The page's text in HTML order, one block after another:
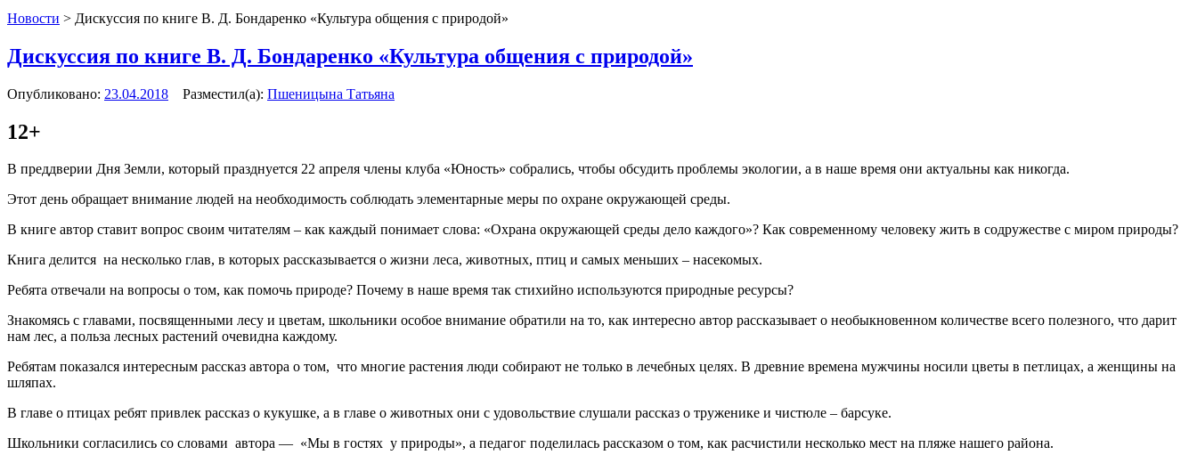
Новости > Дискуссия по книге В. Д. Бондаренко «Культура общения с природой»
Дискуссия по книге В. Д. Бондаренко «Культура общения с природой»
Опубликовано: 23.04.2018 Разместил(а): Пшеницына Татьяна
12+
В преддверии Дня Земли, который празднуется 22 апреля члены клуба «Юность» собрались, чтобы обсудить проблемы экологии, а в наше время они актуальны как никогда.
Этот день обращает внимание людей на необходимость соблюдать элементарные меры по охране окружающей среды.
В книге автор ставит вопрос своим читателям – как каждый понимает слова: «Охрана окружающей среды дело каждого»? Как современному человеку жить в содружестве с миром природы?
Книга делится на несколько глав, в которых рассказывается о жизни леса, животных, птиц и самых меньших – насекомых.
Ребята отвечали на вопросы о том, как помочь природе? Почему в наше время так стихийно используются природные ресурсы?
Знакомясь с главами, посвященными лесу и цветам, школьники особое внимание обратили на то, как интересно автор рассказывает о необыкновенном количестве всего полезного, что дарит
нам лес, а польза лесных растений очевидна каждому.
Ребятам показался интересным рассказ автора о том, что многие растения люди собирают не только в лечебных целях. В древние времена мужчины носили цветы в петлицах, а женщины на
шляпах.
В главе о птицах ребят привлек рассказ о кукушке, а в главе о животных они с удовольствие слушали рассказ о труженике и чистюле – барсуке.
Школьники согласились со словами автора — «Мы в гостях у природы», а педагог поделилась рассказом о том, как расчистили несколько мест на пляже нашего района.